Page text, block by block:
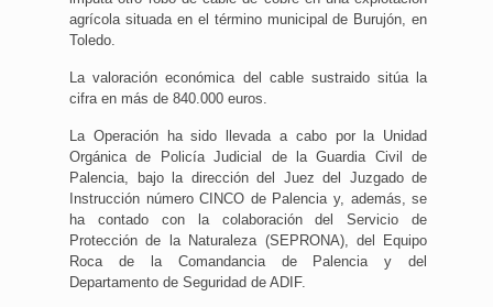
agrícola situada en el término municipal de Burujón, en
Toledo.
La valoración económica del cable sustraido sitúa la
cifra en más de 840.000 euros.
La Operación ha sido llevada a cabo por la Unidad
Orgánica de Policía Judicial de la Guardia Civil de
Palencia, bajo la dirección del Juez del Juzgado de
Instrucción número CINCO de Palencia y, además, se
ha contado con la colaboración del Servicio de
Protección de la Naturaleza (SEPRONA), del Equipo
Roca de la Comandancia de Palencia y del
Departamento de Seguridad de ADIF.